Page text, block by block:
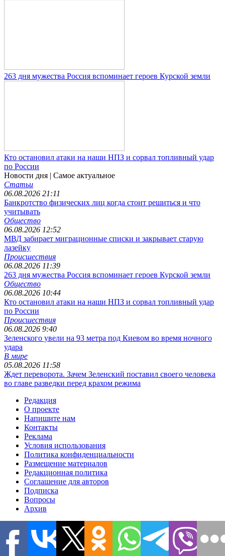
263 дня мужества Россия вспоминает героев Курской земли
Кто остановил атаки на наши НПЗ и сорвал топливный удар
по России
Новости дня | Самое актуальное
Статьи
06.08.2026 21:11
Банкротство физических лиц когда стоит решиться и что
учитывать
Общество
06.08.2026 12:52
МВД забирает миграционные списки и закрывает старую
лазейку
Происшествия
06.08.2026 11:39
263 дня мужества Россия вспоминает героев Курской земли
Общество
06.08.2026 10:44
Кто остановил атаки на наши НПЗ и сорвал топливный удар
по России
Происшествия
06.08.2026 9:40
Зеленского увели на 93 метра под Киевом во время ночного
удара
В мире
05.08.2026 11:58
Ждет переворота. Зачем Зеленский поставил своего человека
во главе разведки перед крахом режима
Редакция
О проекте
Напишите нам
Контакты
Реклама
Условия использования
Политика конфиденциальности
Размещение материалов
Редакционная политика
Соглашение для авторов
Подписка
Вопросы
Архив
Все права защищены. © 2006-2026 Copyright Информационно-
аналитический портал 1RRE.